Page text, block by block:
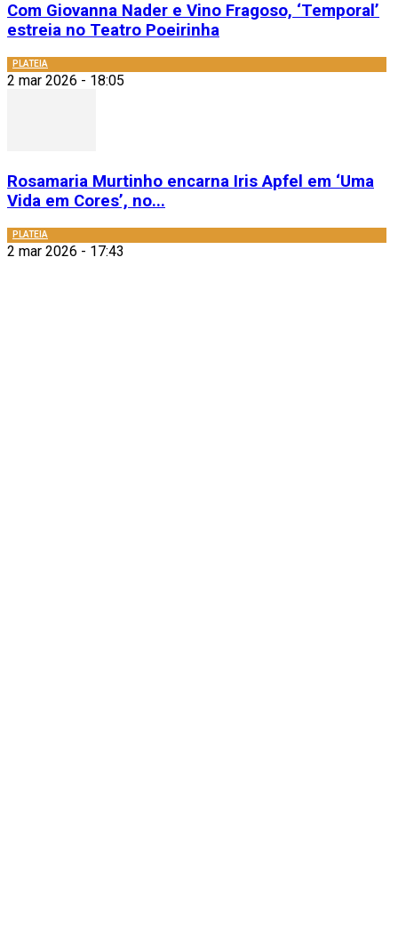
Com Giovanna Nader e Vino Fragoso, ‘Temporal’
estreia no Teatro Poeirinha
PLATEIA
2 mar 2026 - 18:05
Rosamaria Murtinho encarna Iris Apfel em ‘Uma
Vida em Cores’, no...
PLATEIA
2 mar 2026 - 17:43